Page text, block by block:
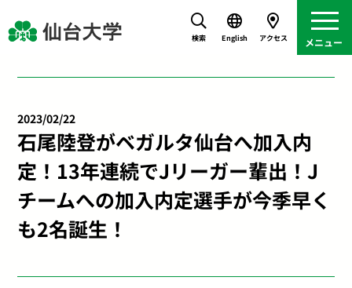
検索 English アクセス
2023/02/22
石尾陸登がベガルタ仙台へ加入内
定！13年連続でJリーガー輩出！J
チームへの加入内定選手が今季早く
も2名誕生！